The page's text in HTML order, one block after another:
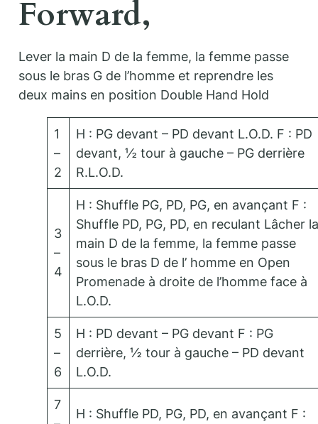
Forward,
Lever la main D de la femme, la femme passe
sous le bras G de l’homme et reprendre les
deux mains en position Double Hand Hold
1
–
2
H : PG devant – PD devant L.O.D. F : PD
devant, ½ tour à gauche – PG derrière
R.L.O.D.
3
–
4
H : Shuffle PG, PD, PG, en avançant F :
Shuffle PD, PG, PD, en reculant Lâcher la
main D de la femme, la femme passe
sous le bras D de l’ homme en Open
Promenade à droite de l’homme face à
L.O.D.
5
–
6
H : PD devant – PG devant F : PG
derrière, ½ tour à gauche – PD devant
L.O.D.
7
H : Shuffle PD, PG, PD, en avançant F :